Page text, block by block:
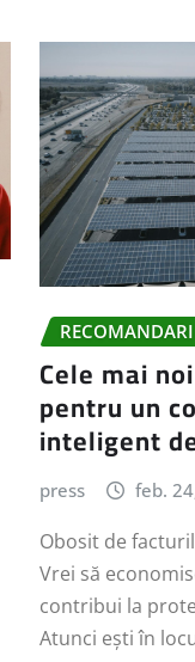
RECOMANDARI
Cele mai
pentru un
inteligent
press feb.
Obosit de
Vrei să
contribui la
Atunci ești în